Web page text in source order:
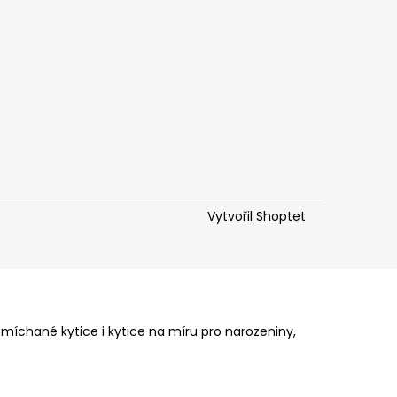
Vytvořil Shoptet
kytice i kytice na míru pro narozeniny,